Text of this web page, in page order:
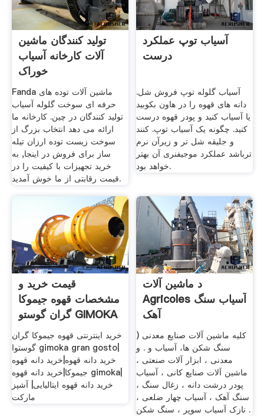
تولید کنندگان ماشین
آلات کارخانه آسیاب
خوراک
Fanda ماشین آلات توده های
حرفه ای سوخت گلوله آسیاب
تولید کنندگان در چین. کارخانه ما
ارائه می دهد انتخاب بزرگ از
سوخت زیست توده ارزان تیله
ساز برای فروش در اینجا, به
خرید تجهیزات با کیفیت را در
قیمت رقابتی از ما خوش آمدید.
آسیاب توپ عملکرد
درست
آسیاب گلوله توپ فروش شل.
دانه های قهوه را در هاون بکوبید
یا آسیاب کنید و پودر قهوه درست
کنید. چگونه یک آسیاب توپ. کنند
و جلیقه شل تر و زیرآن نرم
ترباشد عملکرد موجیفنری آن بهتر
خواهد بود.
قیمت خرید و
مشخصات قهوه جیموکا
گران گوستو GIMOKA
GRAN
خرید اینترنتی قهوه جیموکا گران
گوستوا gimoka gran gosto|
خرید دانه قهوه|خرید دانه قهوه
جیموکا|خرید دانه قهوه gimoka|
خرید دانه قهوه ایتالیایی| آشپز
مارکت
د ماشین آلات
Agricoles آسیاب سنگ
آهک
کلیه ماشین آلات صنایع معدنی (
سنگ شکن ها، آسیاب و . و
معدنی ، ابزار آلات صنعتی ،
ماشین آلات صنایع کانی ، آسیاب
پودر درشت دانه ، زغال سنگ ،
سنگ آهک ، آسیاب چهار ضلعی ،
نازک آسیاب سوپر ، سنگ شکن .